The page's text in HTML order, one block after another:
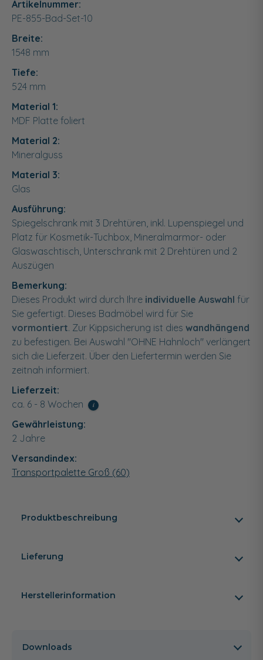
Artikelnummer:
PE-855-Bad-Set-10
Breite:
1548 mm
Tiefe:
524 mm
Material 1:
MDF Platte foliert
Material 2:
Mineralguss
Material 3:
Glas
Ausführung:
Spiegelschrank mit 3 Drehtüren, inkl. Lupenspiegel und
Platz für Kosmetik-Tuchbox, Mineralmarmor- oder
Glaswaschtisch, Unterschrank mit 2 Drehtüren und 2
Auszügen
Bemerkung:
Dieses Produkt wird durch Ihre individuelle Auswahl für
Sie gefertigt. Dieses Badmöbel wird für Sie
vormontiert. Zur Kippsicherung ist dies wandhängend
zu befestigen. Bei Auswahl "OHNE Hahnloch" verlängert
sich die Lieferzeit. Über den Liefertermin werden Sie
zeitnah informiert.
Lieferzeit:
ca. 6 - 8 Wochen
i
Gewährleistung:
2 Jahre
Versandindex:
Transportpalette Groß (60)
Produktbeschreibung
Lieferung
Herstellerinformation
Downloads